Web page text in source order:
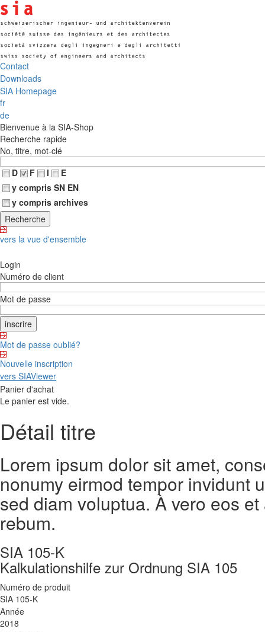
Contact
Downloads
SIA Homepage
fr
de
Bienvenue à la SIA-Shop
Recherche rapide
No, titre, mot-clé
D
F I
E
y compris SN EN
y compris archives
vers la vue d'ensemble
Login
Numéro de client
Mot de passe
Mot de passe oublié?
Nouvelle inscription
vers SIAViewer
Panier d'achat
Le panier est vide.
Détail titre
Lorem ipsum dolor sit amet,
nonumy eirmod tempor invidunt
sed diam voluptua. À vero eos
rebum.
SIA 105-K
Kalkulationshilfe zur Ordnung SIA 105
Numéro de produit
SIA 105-K
Année
2018